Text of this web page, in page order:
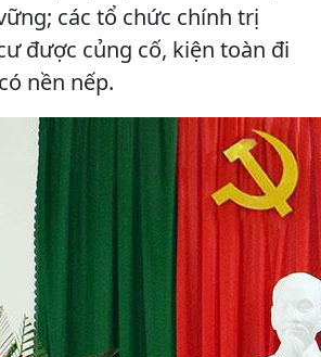
các tổ chức chính trị
được củng cố, kiện toàn đi
nền nếp.